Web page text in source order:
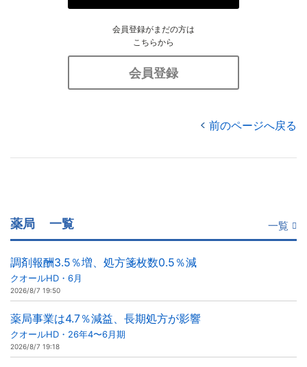
会員登録がまだの方は
こちらから
会員登録
前のページへ戻る
薬局 一覧 一覧
調剤報酬3.5％増、処方箋枚数0.5％減
クオールHD・6月
2026/8/7 19:50
薬局事業は4.7％減益、長期処方が影響
クオールHD・26年4〜6月期
2026/8/7 19:18